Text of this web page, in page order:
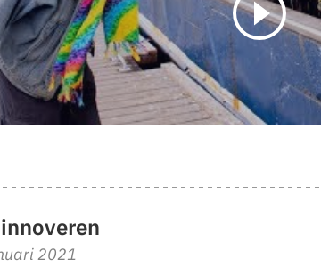
2021